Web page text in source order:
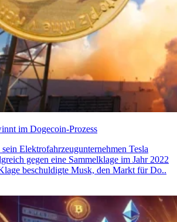
im Dogecoin-Prozess
Elektrofahrzeugunternehmen Tesla
gegen eine Sammelklage im Jahr 2022
beschuldigte Musk, den Markt für Do..